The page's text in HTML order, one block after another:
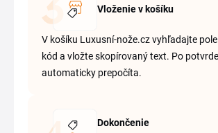
Vloženie v košíku
V košíku Luxusní-nože.cz vyhľadajte
kód a vložte skopírovaný text. Po
automaticky prepočíta.
Dokončenie